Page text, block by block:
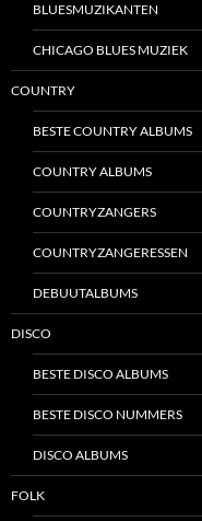
BLUESMUZIKANTEN
CHICAGO BLUES MUZIEK
COUNTRY
BESTE COUNTRY ALBUMS
COUNTRY ALBUMS
COUNTRYZANGERS
COUNTRYZANGERESSEN
DEBUUTALBUMS
DISCO
BESTE DISCO ALBUMS
BESTE DISCO NUMMERS
DISCO ALBUMS
FOLK